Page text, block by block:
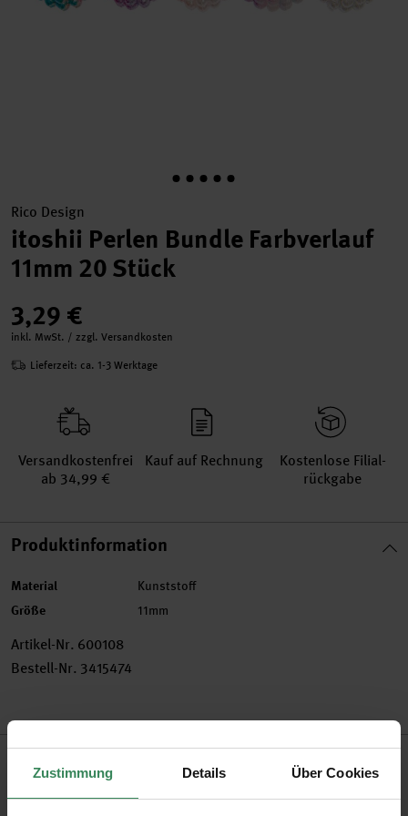
Zustimmung Details Über Cookies
Rico Design
itoshii Perlen Bundle Farbverlauf
11mm 20 Stück
3,29 €
inkl. MwSt. / zzgl. Versandkosten
Lieferzeit: ca. 1-3 Werktage
Versand­kosten­frei
ab 34,99 €
Kauf auf Rechnung
Kosten­lose Filial­
rückgabe
Produktinformation
Material Kunststoff
Größe 11mm
Artikel-Nr. 600108
Bestell-Nr. 3415474
Produktbeschreibung
Schmuck kann man ganz einfach selbst herstellen! Aus dem